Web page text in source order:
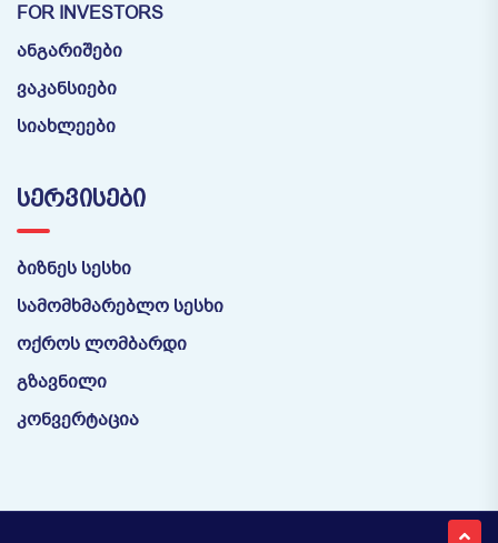
FOR INVESTORS
ანგარიშები
ვაკანსიები
სიახლეები
ᲡᲔᲠᲕᲘᲡᲔᲑᲘ
ბიზნეს სესხი
სამომხმარებლო სესხი
ოქროს ლომბარდი
გზავნილი
კონვერტაცია